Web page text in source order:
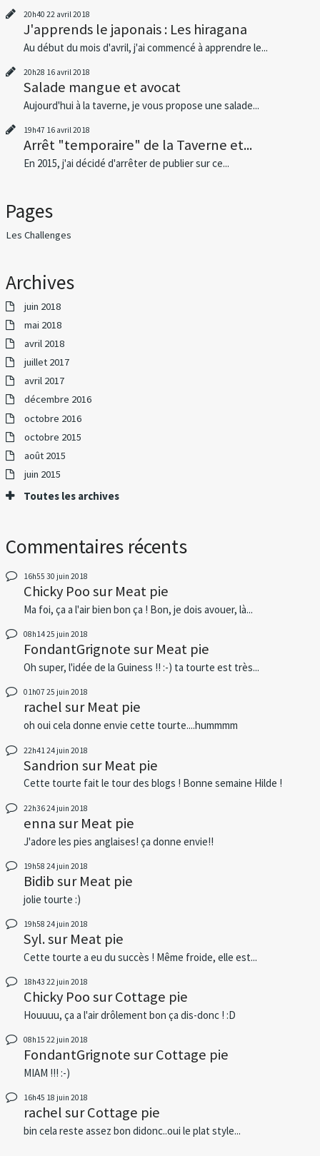
20h40 22 avril 2018
J'apprends le japonais : Les hiragana
Au début du mois d'avril, j'ai commencé à apprendre le...
20h28 16 avril 2018
Salade mangue et avocat
Aujourd'hui à la taverne, je vous propose une salade...
19h47 16 avril 2018
Arrêt "temporaire" de la Taverne et...
En 2015, j'ai décidé d'arrêter de publier sur ce...
Pages
Les Challenges
Archives
juin 2018
mai 2018
avril 2018
juillet 2017
avril 2017
décembre 2016
octobre 2016
octobre 2015
août 2015
juin 2015
Toutes les archives
Commentaires récents
16h55 30 juin 2018
Chicky PoosurMeat pie
Ma foi, ça a l'air bien bon ça ! Bon, je dois avouer, là...
08h1425 juin 2018
FondantGrignotesurMeat pie
Oh super, l'idée de la Guiness !! :-) ta tourte est très...
01h07 25 juin 2018
rachelsurMeat pie
oh oui cela donne envie cette tourte....hummmm
22h41 24 juin 2018
Sandrion surMeat pie
Cette tourte fait le tour des blogs ! Bonne semaine Hilde !
22h3624 juin 2018
ennasurMeat pie
J'adore les pies anglaises! ça donne envie!!
19h58 24 juin 2018
BidibsurMeat pie
jolie tourte :)
19h58 24 juin 2018
Syl.surMeat pie
Cette tourte a eu du succès ! Même froide, elle est...
18h43 22 juin 2018
Chicky PoosurCottage pie
Houuuu, ça a l'air drôlement bon ça dis-donc ! :D
08h15 22 juin 2018
FondantGrignotesurCottage pie
MIAM !!! :-)
16h45 18 juin 2018
rachelsurCottage pie
bin cela reste assez bon didonc..oui le plat style...